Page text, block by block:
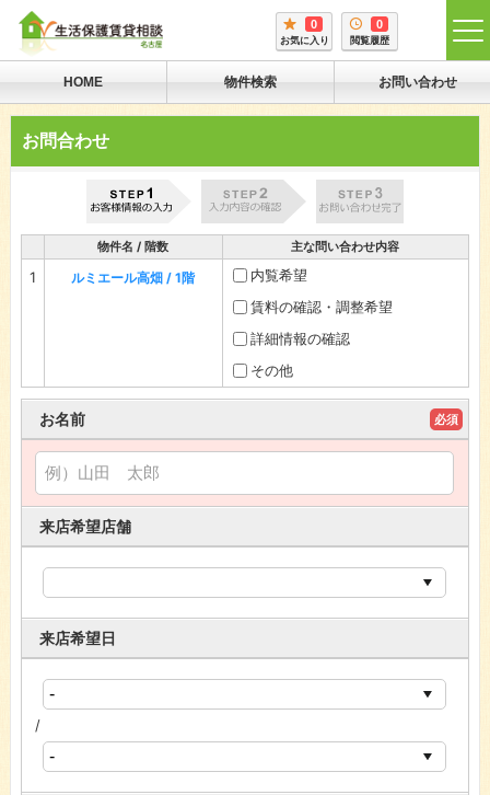
0
お気に入り
0
閲覧履歴
HOME 物件検索 お問い合わせ
お問合わせ
物件名 / 階数 主な問い合わせ内容
1 ルミエール高畑 / 1階
内覧希望
賃料の確認・調整希望
詳細情報の確認
その他
お名前 必須
来店希望店舗
来店希望日
/